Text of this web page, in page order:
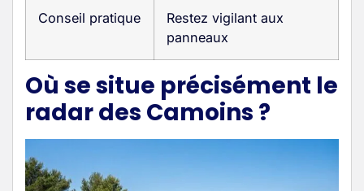
Conseil pratique
Restez vigilant aux
panneaux
Où se situe précisément le
radar des Camoins ?